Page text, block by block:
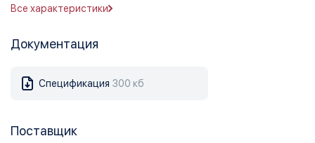
Все характеристики
Документация
Спецификация 300 кб
Поставщик